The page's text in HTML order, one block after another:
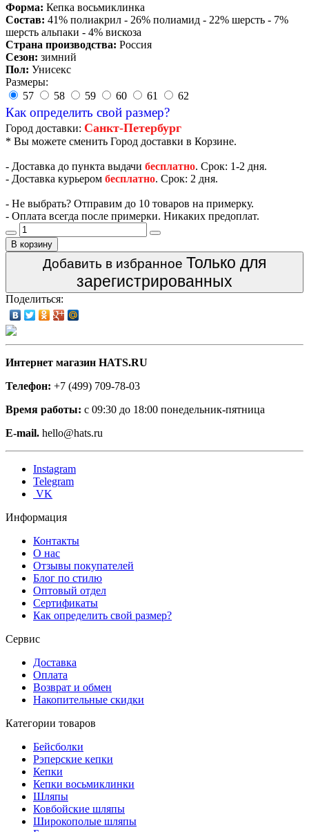
Форма: Кепка восьмиклинка
Состав: 41% полиакрил - 26% полиамид - 22% шерсть - 7%
шерсть альпаки - 4% вискоза
Страна производства: Россия
Сезон: зимний
Пол: Унисекс
Размеры:
57
58 59 60 61 62
Как определить свой размер?
Город доставки: Санкт-Петербург
* Вы можете сменить Город доставки в Корзине.
- Доставка до пункта выдачи бесплатно. Срок: 1-2 дня.
- Доставка курьером бесплатно. Срок: 2 дня.
- Не выбрать? Отправим до 10 товаров на примерку.
- Оплата всегда после примерки. Никаких предоплат.
В корзину
Добавить в избранное Только для
зарегистрированных
Поделиться:
Интернет магазин HATS.RU
Телефон: +7 (499) 709-78-03
Время работы: с 09:30 до 18:00 понедельник-пятница
E-mail. hello@hats.ru
Instagram
Telegram
VK
Информация
Контакты
О нас
Отзывы покупателей
Блог по стилю
Оптовый отдел
Сертификаты
Как определить свой размер?
Сервис
Доставка
Оплата
Возврат и обмен
Накопительные скидки
Категории товаров
Бейсболки
Рэперские кепки
Кепки
Кепки восьмиклинки
Шляпы
Ковбойские шляпы
Широкополые шляпы